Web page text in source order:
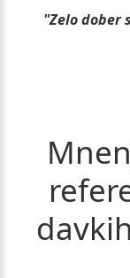
"Zelo dober
davkih